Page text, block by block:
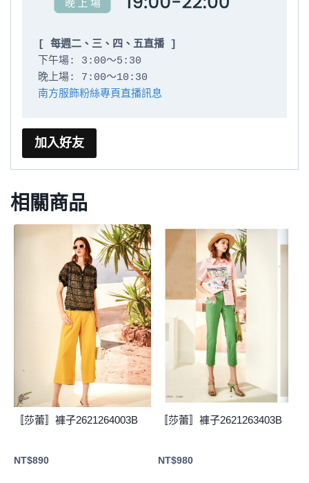
[ 每週二、三、四、五直播 ]
下午場: 3:00～5:30
南方服飾粉絲專頁直播訊息
加入好友
相關商品
〚莎蕾〛褲子2621264003B
NT$890
〚莎蕾〛褲子2621263403B
NT$980